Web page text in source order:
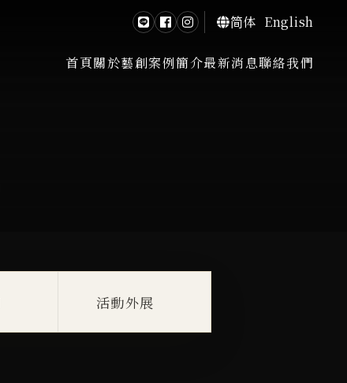
简体 English
首頁關於藝創案例簡介最新消息聯絡我們
活動外展